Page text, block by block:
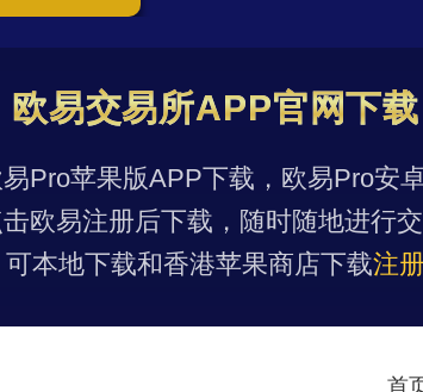
欧易交易所APP官网下载
Pro苹果版APP下载，欧易Pro安
欧易注册后下载，随时随地进行交
可本地下载和香港苹果商店下载注册
首